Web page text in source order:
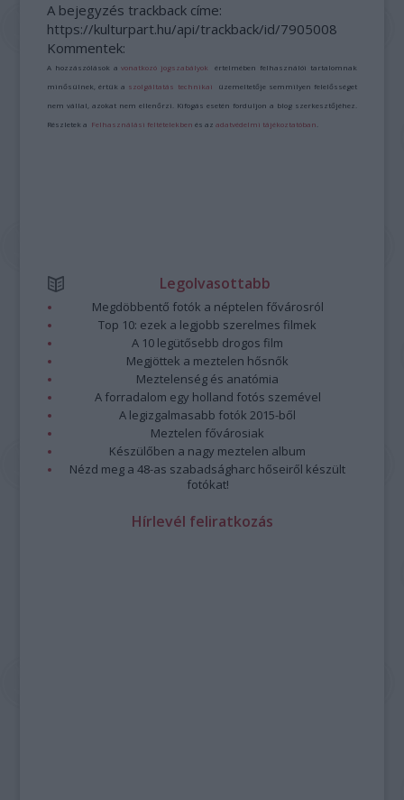
A bejegyzés trackback címe:
https://kulturpart.hu/api/trackback/id/7905008
Kommentek:
A hozzászólások avonatkozó jogszabályok értelmében felhasználói tartalomnak
minősülnek, értük a szolgáltatás technikai üzemeltetője semmilyen felelősséget
nem vállal, azokat nem ellenőrzi. Kifogás esetén forduljon a blog szerkesztőjéhez.
Részletek a Felhasználási feltételekben és azadatvédelmi tájékoztatóban
Legolvasottabb
Megdöbbentő fotók a néptelen fővárosról
Top 10: ezek a legjobb szerelmes filmek
A 10 legütősebb drogos film
Megjöttek a meztelen hősnők
Meztelenség és anatómia
A forradalom egy holland fotós szemével
A legizgalmasabb fotók 2015-ből
Meztelen fővárosiak
Készülőben a nagy meztelen album
Nézd meg a 48-as szabadságharc hőseiről készült
fotókat!
Hírlevél feliratkozás